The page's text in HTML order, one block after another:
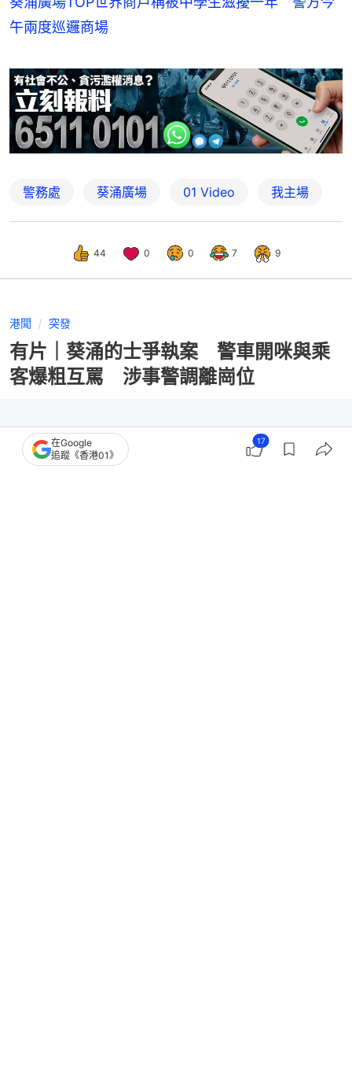
午兩度巡邏商場
警務處 葵涌廣場 01 Video 我主場
44 0 0 7 9
港聞 突發
有片｜葵涌的士爭執案 警車開咪與乘
客爆粗互罵 涉事警調離崗位
在Google
追蹤《香港01》
17